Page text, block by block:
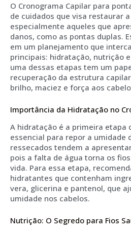
O Cronograma Capilar para
de cuidados que visa restaurar
especialmente aqueles que
danos, como as pontas duplas.
em um planejamento que
principais: hidratação, nutrição
uma dessas etapas tem um
recuperação da estrutura
brilho, maciez e força aos
Importância da Hidratação no
A hidratação é a primeira etapa
essencial para repor a umidade
ressecados tendem a
pois a falta de água torna os
vida. Para essa etapa,
hidratantes que contenham
vera, glicerina e pantenol, que
umidade nos cabelos.
Nutrição: O Segredo para Fios